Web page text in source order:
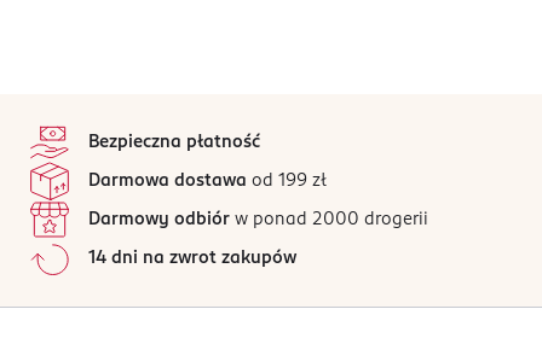
Bezpieczna płatność
Darmowa dostawa od 199 zł
Darmowy odbiór w ponad 2000 drogerii
14 dni na zwrot zakupów